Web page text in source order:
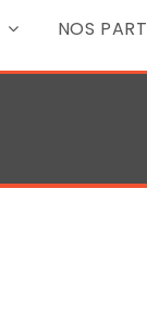
NOS